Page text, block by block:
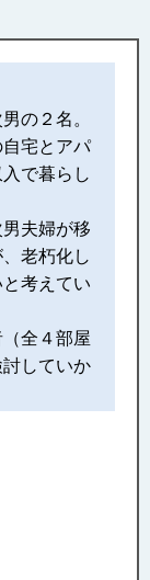
の２名。
宅とアパ
で暮らし
夫婦が移
老朽化し
考えてい
全４部屋
していか